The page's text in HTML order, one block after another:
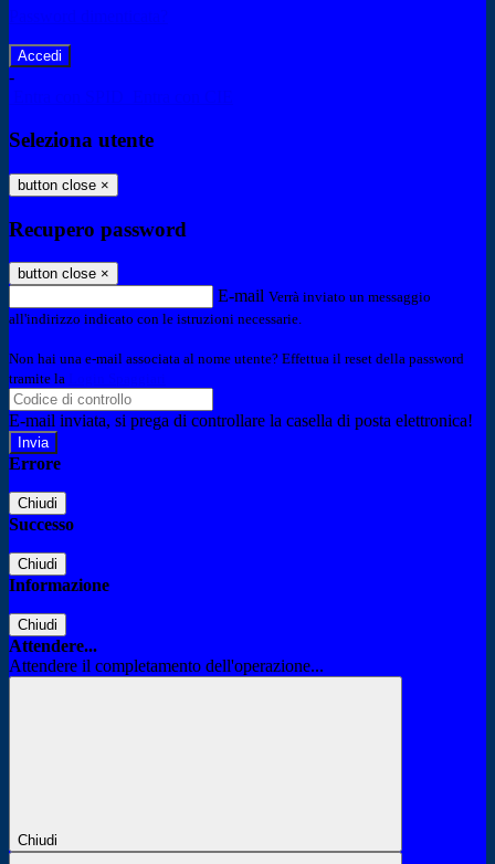
-
Seleziona utente
button close ×
Recupero password
button close ×
E-mail Verrà inviato un messaggio
all'indirizzo indicato con le istruzioni necessarie.
Non hai una e-mail associata al nome utente? Effettua il reset della password
tramite la
E-mail inviata, si prega di controllare la casella di posta elettronica!
Errore
Chiudi
Successo
Chiudi
Informazione
Chiudi
Attendere...
Attendere il completamento dell'operazione...
Chiudi